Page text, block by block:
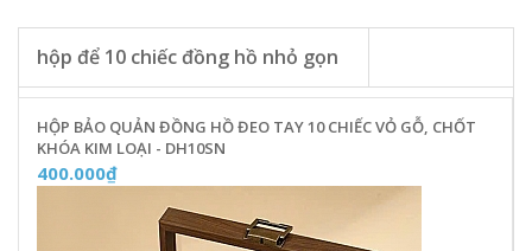
hộp để 10 chiếc đồng hồ nhỏ gọn
HỘP BẢO QUẢN ĐỒNG HỒ ĐEO TAY 10 CHIẾC VỎ GỖ, CHỐT
KHÓA KIM LOẠI - DH10SN
400.000₫